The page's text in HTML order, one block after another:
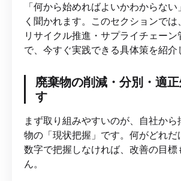
「何から始めればよいかわからな
く聞かれます。このセクションでは
リサイクル推進・サプライチェー
で、今すぐ実践できる具体策を紹介
廃棄物の削減・分別・適
す
まず取り組みやすいのが、自社か
物の「現状把握」です。何がどれだ
数字で把握しなければ、改善の目標
ん。